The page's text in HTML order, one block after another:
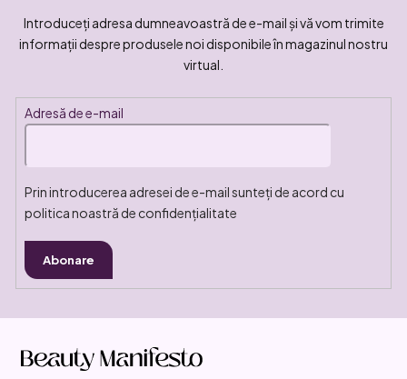
Introduceţi adresa dumneavoastră de e-mail şi vă vom trimite
informaţii despre produsele noi disponibile în magazinul nostru
virtual.
Adresă de e-mail
Prin introducerea adresei de e-mail sunteți de acord cu
politica noastră de confidențialitate
Abonare